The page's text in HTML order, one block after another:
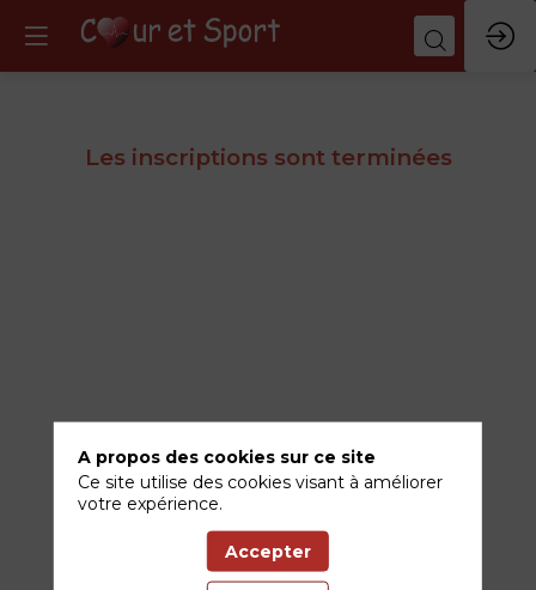
Les inscriptions sont terminées
A propos des cookies sur ce site
Ce site utilise des cookies visant à améliorer
votre expérience.
Accepter